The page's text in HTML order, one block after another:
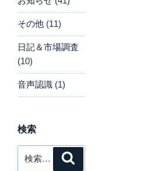
その他 (11)
日記＆市場調査
(10)
音声認識 (1)
検索
索: